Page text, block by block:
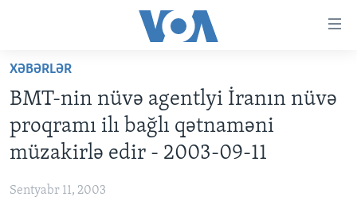
Skip
main
content
Skip
to
main
Navigation
AMERIKA İCMALI
FAKTLAR NƏ DEYIR?
AZƏRBAYCAN
UKRAYNA BÖHRANI
ABŞ
XƏBƏRLƏR
BMT-nin nüvə agentlyi İranın nüvə
proqramı ilı bağlı qətnaməni
müzakirlə edir - 2003-09-11
Sentyabr 11, 2003